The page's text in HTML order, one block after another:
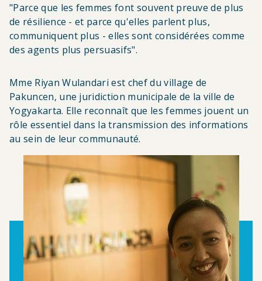
"Parce que les femmes font souvent preuve de plus
de résilience - et parce qu'elles parlent plus,
communiquent plus - elles sont considérées comme
des agents plus persuasifs".
Mme Riyan Wulandari est chef du village de
Pakuncen, une juridiction municipale de la ville de
Yogyakarta. Elle reconnaît que les femmes jouent un
rôle essentiel dans la transmission des informations
au sein de leur communauté.